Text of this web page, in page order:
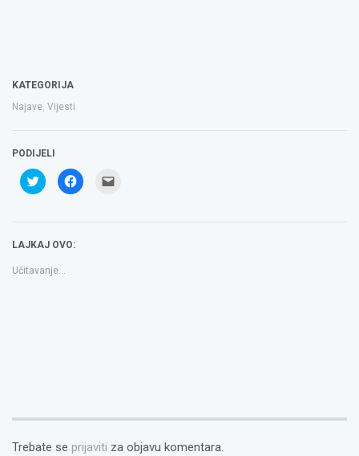
KATEGORIJA
Najave, Vijesti
PODIJELI
Podijeli
na
Twitteru
u
prozoru)
Klikom
podijelite
u to
LAJKAJ OVO:
Učitavanje...
Trebate se prijaviti za objavu komentara.